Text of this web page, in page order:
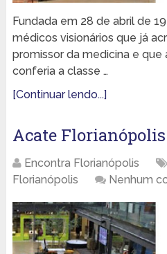
Fundada em 28 de abril de
médicos visionários que já
promissor da medicina e que
conferia a classe …
[Continuar lendo...]
Acate Florianópolis
Encontra Florianópolis
Florianópolis
Nenhum